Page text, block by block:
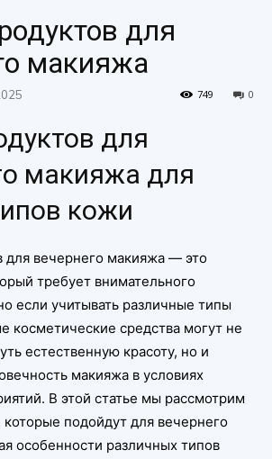
для
макияжа
0
749
для
макияжа для
кожи
для вечернего макияжа — это
требует внимательного
если учитывать различные типы
косметические средства могут не
естественную красоту, но и
макияжа в условиях
В этой статье мы рассмотрим
подойдут для вечернего
особенности различных типов